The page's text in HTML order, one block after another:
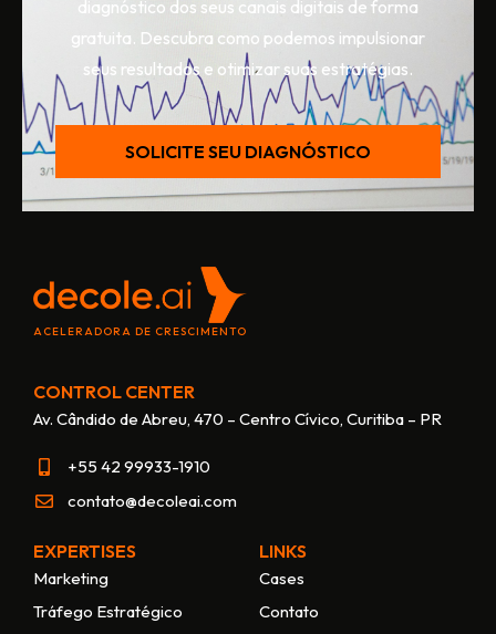
diagnóstico dos seus canais digitais de forma
gratuita. Descubra como podemos impulsionar
seus resultados e otimizar suas estratégias.
SOLICITE SEU DIAGNÓSTICO
ACELERADORA DE CRESCIMENTO
CONTROL CENTER
Av. Cândido de Abreu, 470 – Centro Cívico, Curitiba – PR
+55 42 99933-1910
contato@decoleai.com
EXPERTISES
Marketing
Tráfego Estratégico
LINKS
Cases
Contato